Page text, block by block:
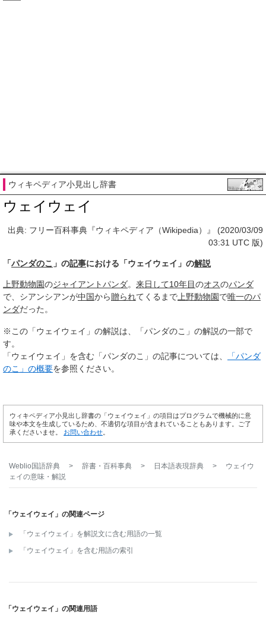
ウィキペディア小見出し辞書
ウェイウェイ
出典: フリー百科事典『ウィキペディア（Wikipedia）』 (2020/03/09
03:31 UTC 版)
「パンダのこ 」の記事における「ウェイウェイ」の解説
上野動物園のジャイアントパンダ。 来日して10年目のオスのパンダ
で、シアンシアンが中国から贈られてくるまで 上野動物園で唯一のパ
ンダだった。
※この「ウェイウェイ」の解説は、「パンダのこ」の解説の一部で
す。
「ウェイウェイ」を含む「パンダのこ」の記事については、
「パンダ
のこ」の概要を参照ください。
ウィキペディア小見出し辞書の「ウェイウェイ」の項目はプログラムで機械的に意
味や本文を生成しているため、不適切な項目が含まれていることもあります。ご了
承くださいませ。 お問い合わせ
Weblio国語辞典 > 辞書・百科事典 > 日本語表現辞典 >
ウェイウ
ェイの意味・解説
「ウェイウェイ」の関連ページ
「ウェイウェイ」を解説文に含む用語の一覧
「ウェイウェイ」を含む用語の索引
「ウェイウェイ」の関連用語